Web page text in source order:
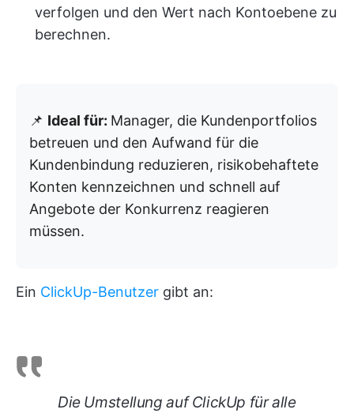
verfolgen und den Wert nach Kontoebene zu
berechnen.
📌 Ideal für: Manager, die Kundenportfolios
betreuen und den Aufwand für die
Kundenbindung reduzieren, risikobehaftete
Konten kennzeichnen und schnell auf
Angebote der Konkurrenz reagieren
müssen.
Ein ClickUp-Benutzer gibt an:
Die Umstellung auf ClickUp für alle